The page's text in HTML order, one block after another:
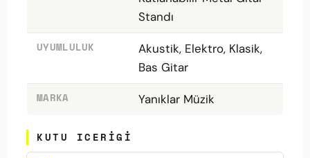
Standı
UYUMLULUK
Akustik, Elektro, Klasik,
Bas Gitar
MARKA Yanıklar Müzik
KUTU ICERIGI